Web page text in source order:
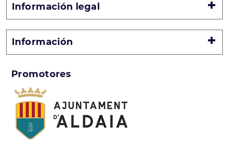
Información legal
Información
Promotores